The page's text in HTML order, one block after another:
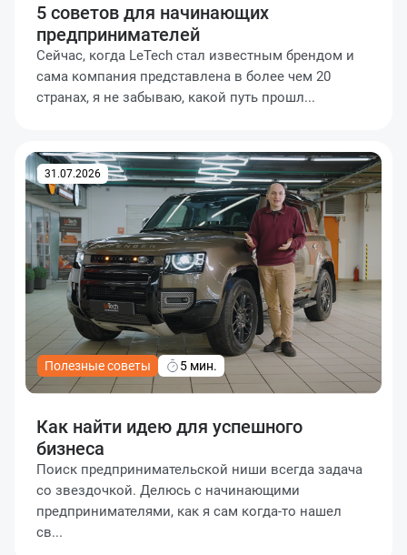
5 советов для начинающих
предпринимателей
Сейчас, когда LeTech стал известным брендом и
сама компания представлена в более чем 20
странах, я не забываю, какой путь прошл...
31.07.2026
Полезные советы 5 мин.
Как найти идею для успешного
бизнеса
Поиск предпринимательской ниши всегда задача
со звездочкой. Делюсь с начинающими
предпринимателями, как я сам когда-то нашел
св...